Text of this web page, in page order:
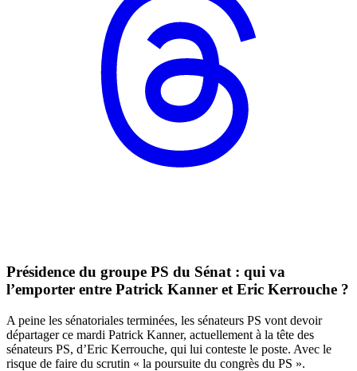
Présidence du groupe PS du Sénat : qui va
l’emporter entre Patrick Kanner et Eric Kerrouche ?
A peine les sénatoriales terminées, les sénateurs PS vont devoir
départager ce mardi Patrick Kanner, actuellement à la tête des
sénateurs PS, d’Eric Kerrouche, qui lui conteste le poste. Avec le
risque de faire du scrutin « la poursuite du congrès du PS ».